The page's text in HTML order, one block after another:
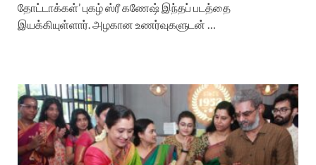
தோட்டாக்கள்’ புகழ் ஸ்ரீ கணேஷ் இந்தப் படத்தை
இயக்கியுள்ளார். அழகான உணர்வுகளுடன் …